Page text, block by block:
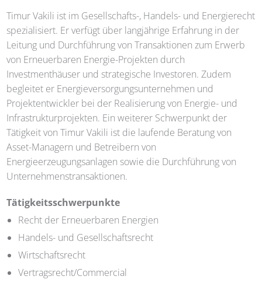
Timur Vakili ist im Gesellschafts-, Handels- und Energierecht
spezialisiert. Er verfügt über langjährige Erfahrung in der
Leitung und Durchführung von Transaktionen zum Erwerb
von Erneuerbaren Energie-Projekten durch
Investmenthäuser und strategische Investoren. Zudem
begleitet er Energieversorgungsunternehmen und
Projektentwickler bei der Realisierung von Energie- und
Infrastrukturprojekten. Ein weiterer Schwerpunkt der
Tätigkeit von Timur Vakili ist die laufende Beratung von
Asset-Managern und Betreibern von
Energieerzeugungsanlagen sowie die Durchführung von
Unternehmenstransaktionen.
Tätigkeitsschwerpunkte
Recht der Erneuerbaren Energien
Handels- und Gesellschaftsrecht
Wirtschaftsrecht
Vertragsrecht/Commercial